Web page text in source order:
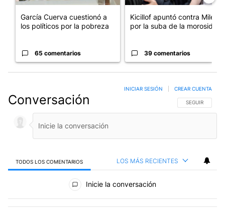
García Cuerva cuestionó a
los políticos por la pobreza
65 comentarios
Kicillof apuntó contra Milei
por la suba de la morosida...
39 comentarios
Conversación SIGA ESTA
SEGUIR
INICIAR SESIÓN CREAR CUENTA
TODOS LOS COMENTARIOS LOS MÁS RECIENTES
Todos los comentarios
Inicie la conversación